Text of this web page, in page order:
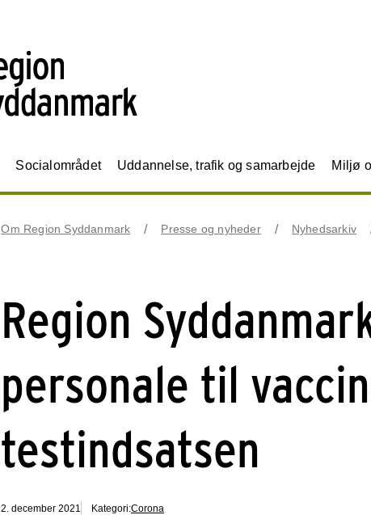
Socialområdet Uddannelse, trafik og samarbejde Miljø
Om Region Syddanmark Presse og nyheder Nyhedsarkiv
Region
personale til
testindsatsen
2. december 2021 Kategori:Corona